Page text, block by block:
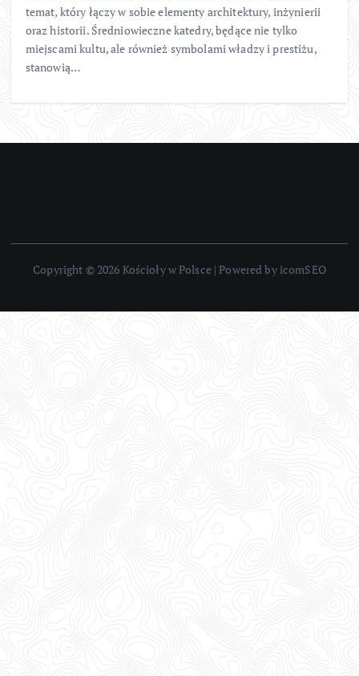
temat, który łączy w sobie elementy architektury, inżynierii
oraz historii. Średniowieczne katedry, będące nie tylko
miejscami kultu, ale również symbolami władzy i prestiżu,
stanowią…
Copyright © 2026 Kościoły w Polsce | Powered by icomSEO